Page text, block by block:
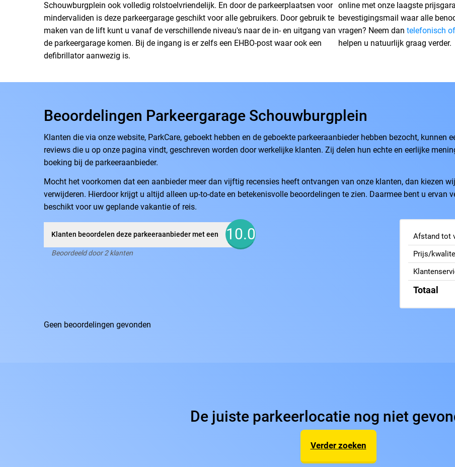
Schouwburgplein ook volledig rolstoelvriendelijk. En door de parkeerplaatsen voor
mindervaliden is deze parkeergarage geschikt voor alle gebruikers. Door gebruik te
maken van de lift kunt u vanaf de verschillende niveau's naar de in- en uitgang van
de parkeergarage komen. Bij de ingang is er zelfs een EHBO-post waar ook een
defibrillator aanwezig is.
online met onze laagste
bevestigingsmail waar alle
vragen? Neem dan telefonisch
helpen u natuurlijk graag verder.
Beoordelingen Parkeergarage Schouwburgplein
Klanten die via onze website, ParkCare, geboekt hebben en de geboekte parkeeraanbieder hebben bezocht,
reviews die u op onze pagina vindt, geschreven worden door werkelijke klanten. Zij delen hun echte en eerlijke
boeking bij de parkeeraanbieder.
Mocht het voorkomen dat een aanbieder meer dan vijftig recensies heeft ontvangen van onze klanten, dan kiezen
verwijderen. Hierdoor krijgt u altijd alleen up-to-date en betekenisvolle beoordelingen te zien. Daarmee bent u ervan
beschikt voor uw geplande vakantie of reis.
Klanten beoordelen deze parkeeraanbieder met een 10.0
Beoordeeld door 2 klanten
Afstand tot
Prijs/
Totaal
Geen beoordelingen gevonden
De juiste parkeerlocatie nog niet
Verder zoeken